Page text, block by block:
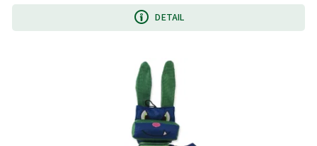
DETAIL